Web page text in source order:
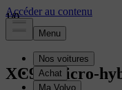
XC90 Micro-
1/0
1/0
1/0